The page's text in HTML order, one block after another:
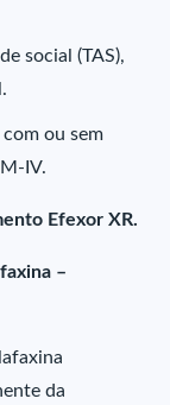
social (TAS),
ou sem
IV.
Efexor XR.
–
da